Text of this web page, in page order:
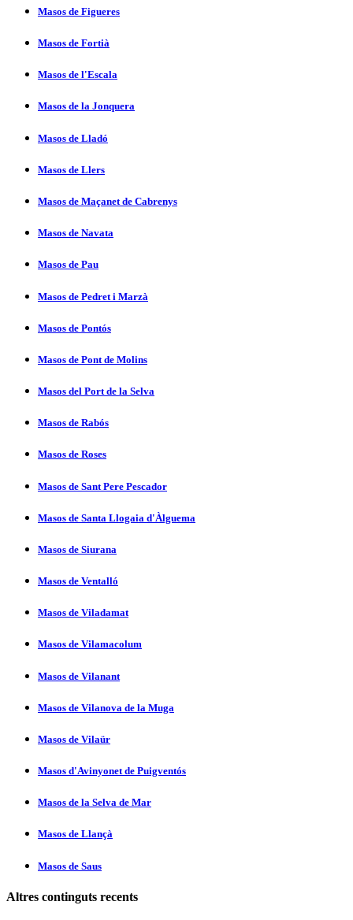
Masos de Figueres
Masos de Fortià
Masos de l'Escala
Masos de la Jonquera
Masos de Lladó
Masos de Llers
Masos de Maçanet de Cabrenys
Masos de Navata
Masos de Pau
Masos de Pedret i Marzà
Masos de Pontós
Masos de Pont de Molins
Masos del Port de la Selva
Masos de Rabós
Masos de Roses
Masos de Sant Pere Pescador
Masos de Santa Llogaia d'Àlguema
Masos de Siurana
Masos de Ventalló
Masos de Viladamat
Masos de Vilamacolum
Masos de Vilanant
Masos de Vilanova de la Muga
Masos de Vilaür
Masos d'Avinyonet de Puigventós
Masos de la Selva de Mar
Masos de Llançà
Masos de Saus
Altres continguts recents